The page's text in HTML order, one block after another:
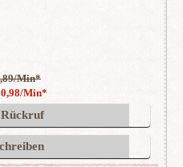
Min*
Min*